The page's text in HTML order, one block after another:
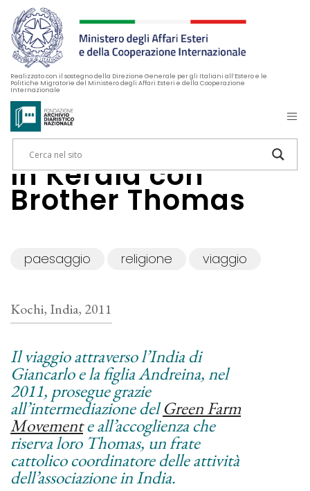
Realizzato con il sostegno della Direzione Generale per gli Italiani all’Estero e le
Politiche Migratorie del Ministero degli Affari Esteri e della Cooperazione
Internazionale
In Kerala con
Brother Thomas
paesaggio religione viaggio
Kochi, India, 2011
Il viaggio attraverso l’India di
Giancarlo e la figlia Andreina, nel
2011, prosegue grazie
all’intermediazione delGreen Farm
Movemente all’accoglienza che
riserva loro Thomas, un frate
cattolico coordinatore delle attività
dell’associazione in India.